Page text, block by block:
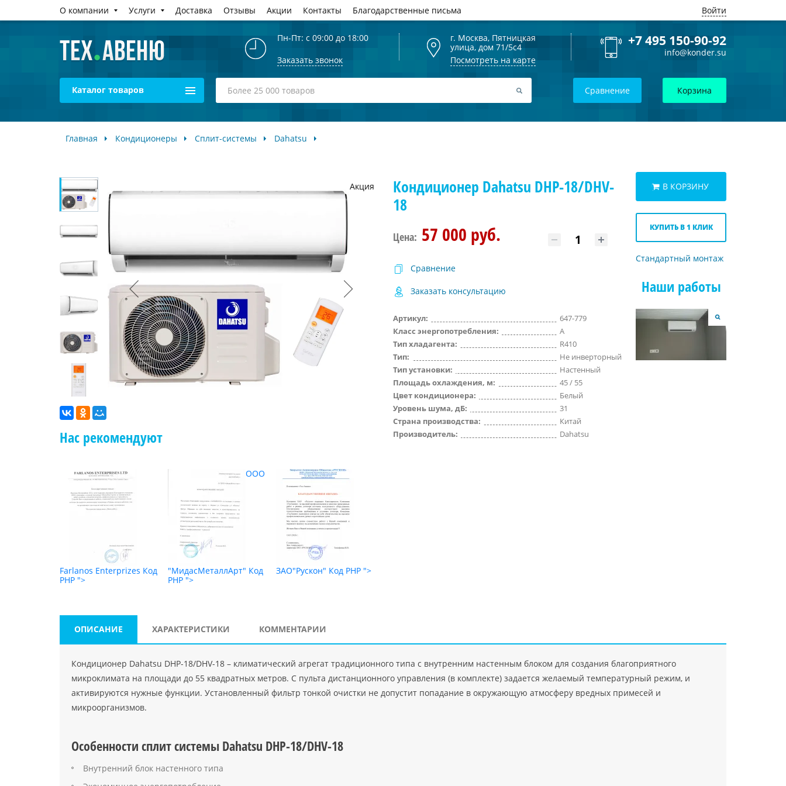
О компании Услуги Доставка Отзывы Акции Контакты Благодарственные письма Войти
Пн-Пт: с 09:00 до 18:00
Заказать звонок
г. Москва, Пятницкая
улица, дом 71/5с4
Посмотреть на карте
+7 495 150-90-92
info@konder.su
Каталог товаров Сравнение Корзина
Главная Кондиционеры Сплит-системы Dahatsu
Акция
Нас рекомендуют
Farlanos Enterprizes Код
PHP ">
ООО
"МидасМеталлАрт" Код
PHP ">
ЗАО"Рускон" Код PHP ">
Кондиционер Dahatsu DHP-18/DHV-
18
Цена: 57 000 руб.
Сравнение
Заказать консультацию
Артикул:
647-779
Класс энергопотребления:
A
Тип хладагента:
R410
Тип:
Не инверторный
Тип установки:
Настенный
Площадь охлаждения, м:
45 / 55
Цвет кондиционера:
Белый
Уровень шума, дБ:
31
Страна производства:
Китай
Производитель:
Dahatsu
В КОРЗИНУ
КУПИТЬ В 1 КЛИК
Стандартный монтаж
Наши работы
ОПИСАНИЕ ХАРАКТЕРИСТИКИ КОММЕНТАРИИ
Кондиционер Dahatsu DHP-18/DHV-18 – климатический агрегат традиционного типа с внутренним настенным блоком для создания благоприятного
микроклимата на площади до 55 квадратных метров. С пульта дистанционного управления (в комплекте) задается желаемый температурный режим, и
активируются нужные функции. Установленный фильтр тонкой очистки не допустит попадание в окружающую атмосферу вредных примесей и
микроорганизмов.
Особенности сплит системы Dahatsu DHP-18/DHV-18
Внутренний блок настенного типа